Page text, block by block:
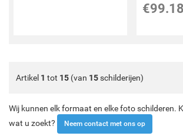
€99.18
Artikel 1 tot 15 (van 15schilderijen)
Wij kunnen elk formaat en elke foto schilderen.
wat u zoekt?
Neem contact met ons op